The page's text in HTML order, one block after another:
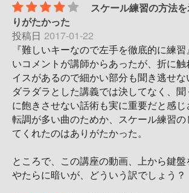
スケール練習の方法
りがたかった
投稿日 2017-01-22
『難しいキーなので左手を徹底的に練
いコメントが講師からあったが、折に
イスがあるので細かい部分も聞き逃せな
ダラダラとした講義では決してなく、聞
に飽きさせない話術も実に重要だと感じ
転調が多い曲のためか、スケール練習
てくれたのはありがたかった。
ところで、この講座の動画、上から鍵
やたらに暗いが、どういう訳でしょう？